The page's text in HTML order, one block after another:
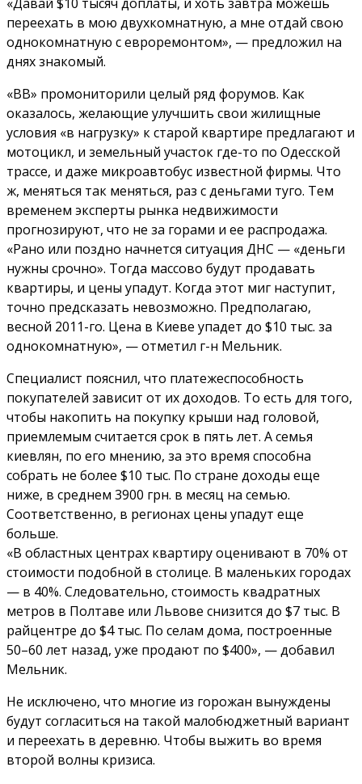
переехать в мою двухкомнатную, а мне отдай свою
однокомнатную с евроремонтом», — предложил на
днях знакомый.
«ВВ» промониторили целый ряд форумов. Как
оказалось, желающие улучшить свои жилищные
условия «в нагрузку» к старой квартире предлагают и
мотоцикл, и земельный участок где-то по Одесской
трассе, и даже микроавтобус известной фирмы. Что
ж, меняться так меняться, раз с деньгами туго. Тем
временем эксперты рынка недвижимости
прогнозируют, что не за горами и ее распродажа.
«Рано или поздно начнется ситуация ДНС — «деньги
нужны срочно». Тогда массово будут продавать
квартиры, и цены упадут. Когда этот миг наступит,
точно предсказать невозможно. Предполагаю,
весной 2011-го. Цена в Киеве упадет до $10 тыс. за
однокомнатную», — отметил г-н Мельник.
Специалист пояснил, что платежеспособность
покупателей зависит от их доходов. То есть для того,
чтобы накопить на покупку крыши над головой,
приемлемым считается срок в пять лет. А семья
киевлян, по его мнению, за это время способна
собрать не более $10 тыс. По стране доходы еще
ниже, в среднем 3900 грн. в месяц на семью.
Соответственно, в регионах цены упадут еще
больше.
«В областных центрах квартиру оценивают в 70% от
стоимости подобной в столице. В маленьких городах
— в 40%. Следовательно, стоимость квадратных
метров в Полтаве или Львове снизится до $7 тыс. В
райцентре до $4 тыс. По селам дома, построенные
50–60 лет назад, уже продают по $400», — добавил
Мельник.
Не исключено, что многие из горожан вынуждены
будут согласиться на такой малобюджетный вариант
и переехать в деревню. Чтобы выжить во время
второй волны кризиса.